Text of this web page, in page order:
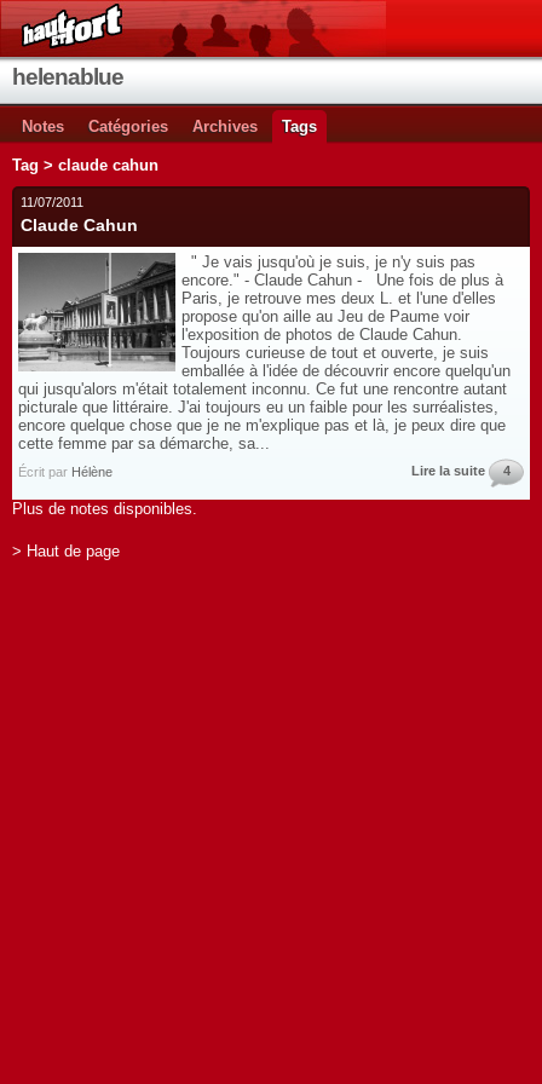
helenablue
Notes Catégories Archives Tags
Tag > claude cahun
11/07/2011
Claude Cahun
" Je vais jusqu'où je suis, je n'y suis pas
encore." - Claude Cahun - Une fois de plus à
Paris, je retrouve mes deux L. et l'une d'elles
propose qu'on aille au Jeu de Paume voir
l'exposition de photos de Claude Cahun.
Toujours curieuse de tout et ouverte, je suis
emballée à l'idée de découvrir encore quelqu'un
qui jusqu'alors m'était totalement inconnu. Ce fut une rencontre autant
picturale que littéraire. J'ai toujours eu un faible pour les surréalistes,
encore quelque chose que je ne m'explique pas et là, je peux dire que
cette femme par sa démarche, sa...
Écrit par Hélène Lire la suite 4
Plus de notes disponibles.
> Haut de page